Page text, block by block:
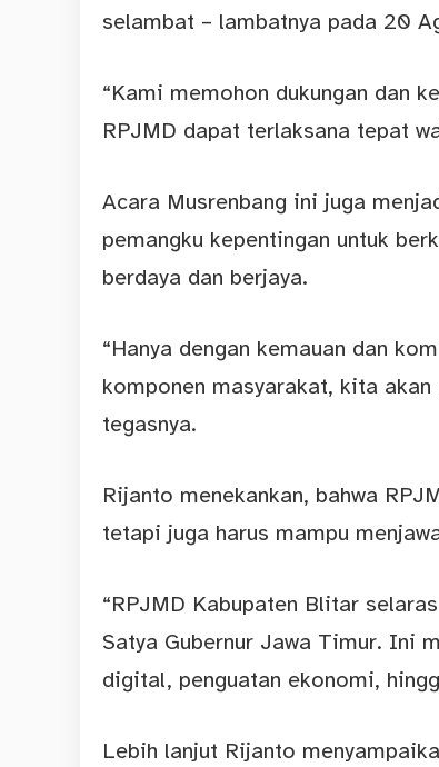
selambat – lambatnya pada 20
“Kami memohon dukungan dan
RPJMD dapat terlaksana tepat
Acara Musrenbang ini juga
pemangku kepentingan untuk
berdaya dan berjaya.
“Hanya dengan kemauan dan
komponen masyarakat, kita
tegasnya.
Rijanto menekankan, bahwa
tetapi juga harus mampu
“RPJMD Kabupaten Blitar
Satya Gubernur Jawa Timur. Ini
digital, penguatan ekonomi,
Lebih lanjut Rijanto